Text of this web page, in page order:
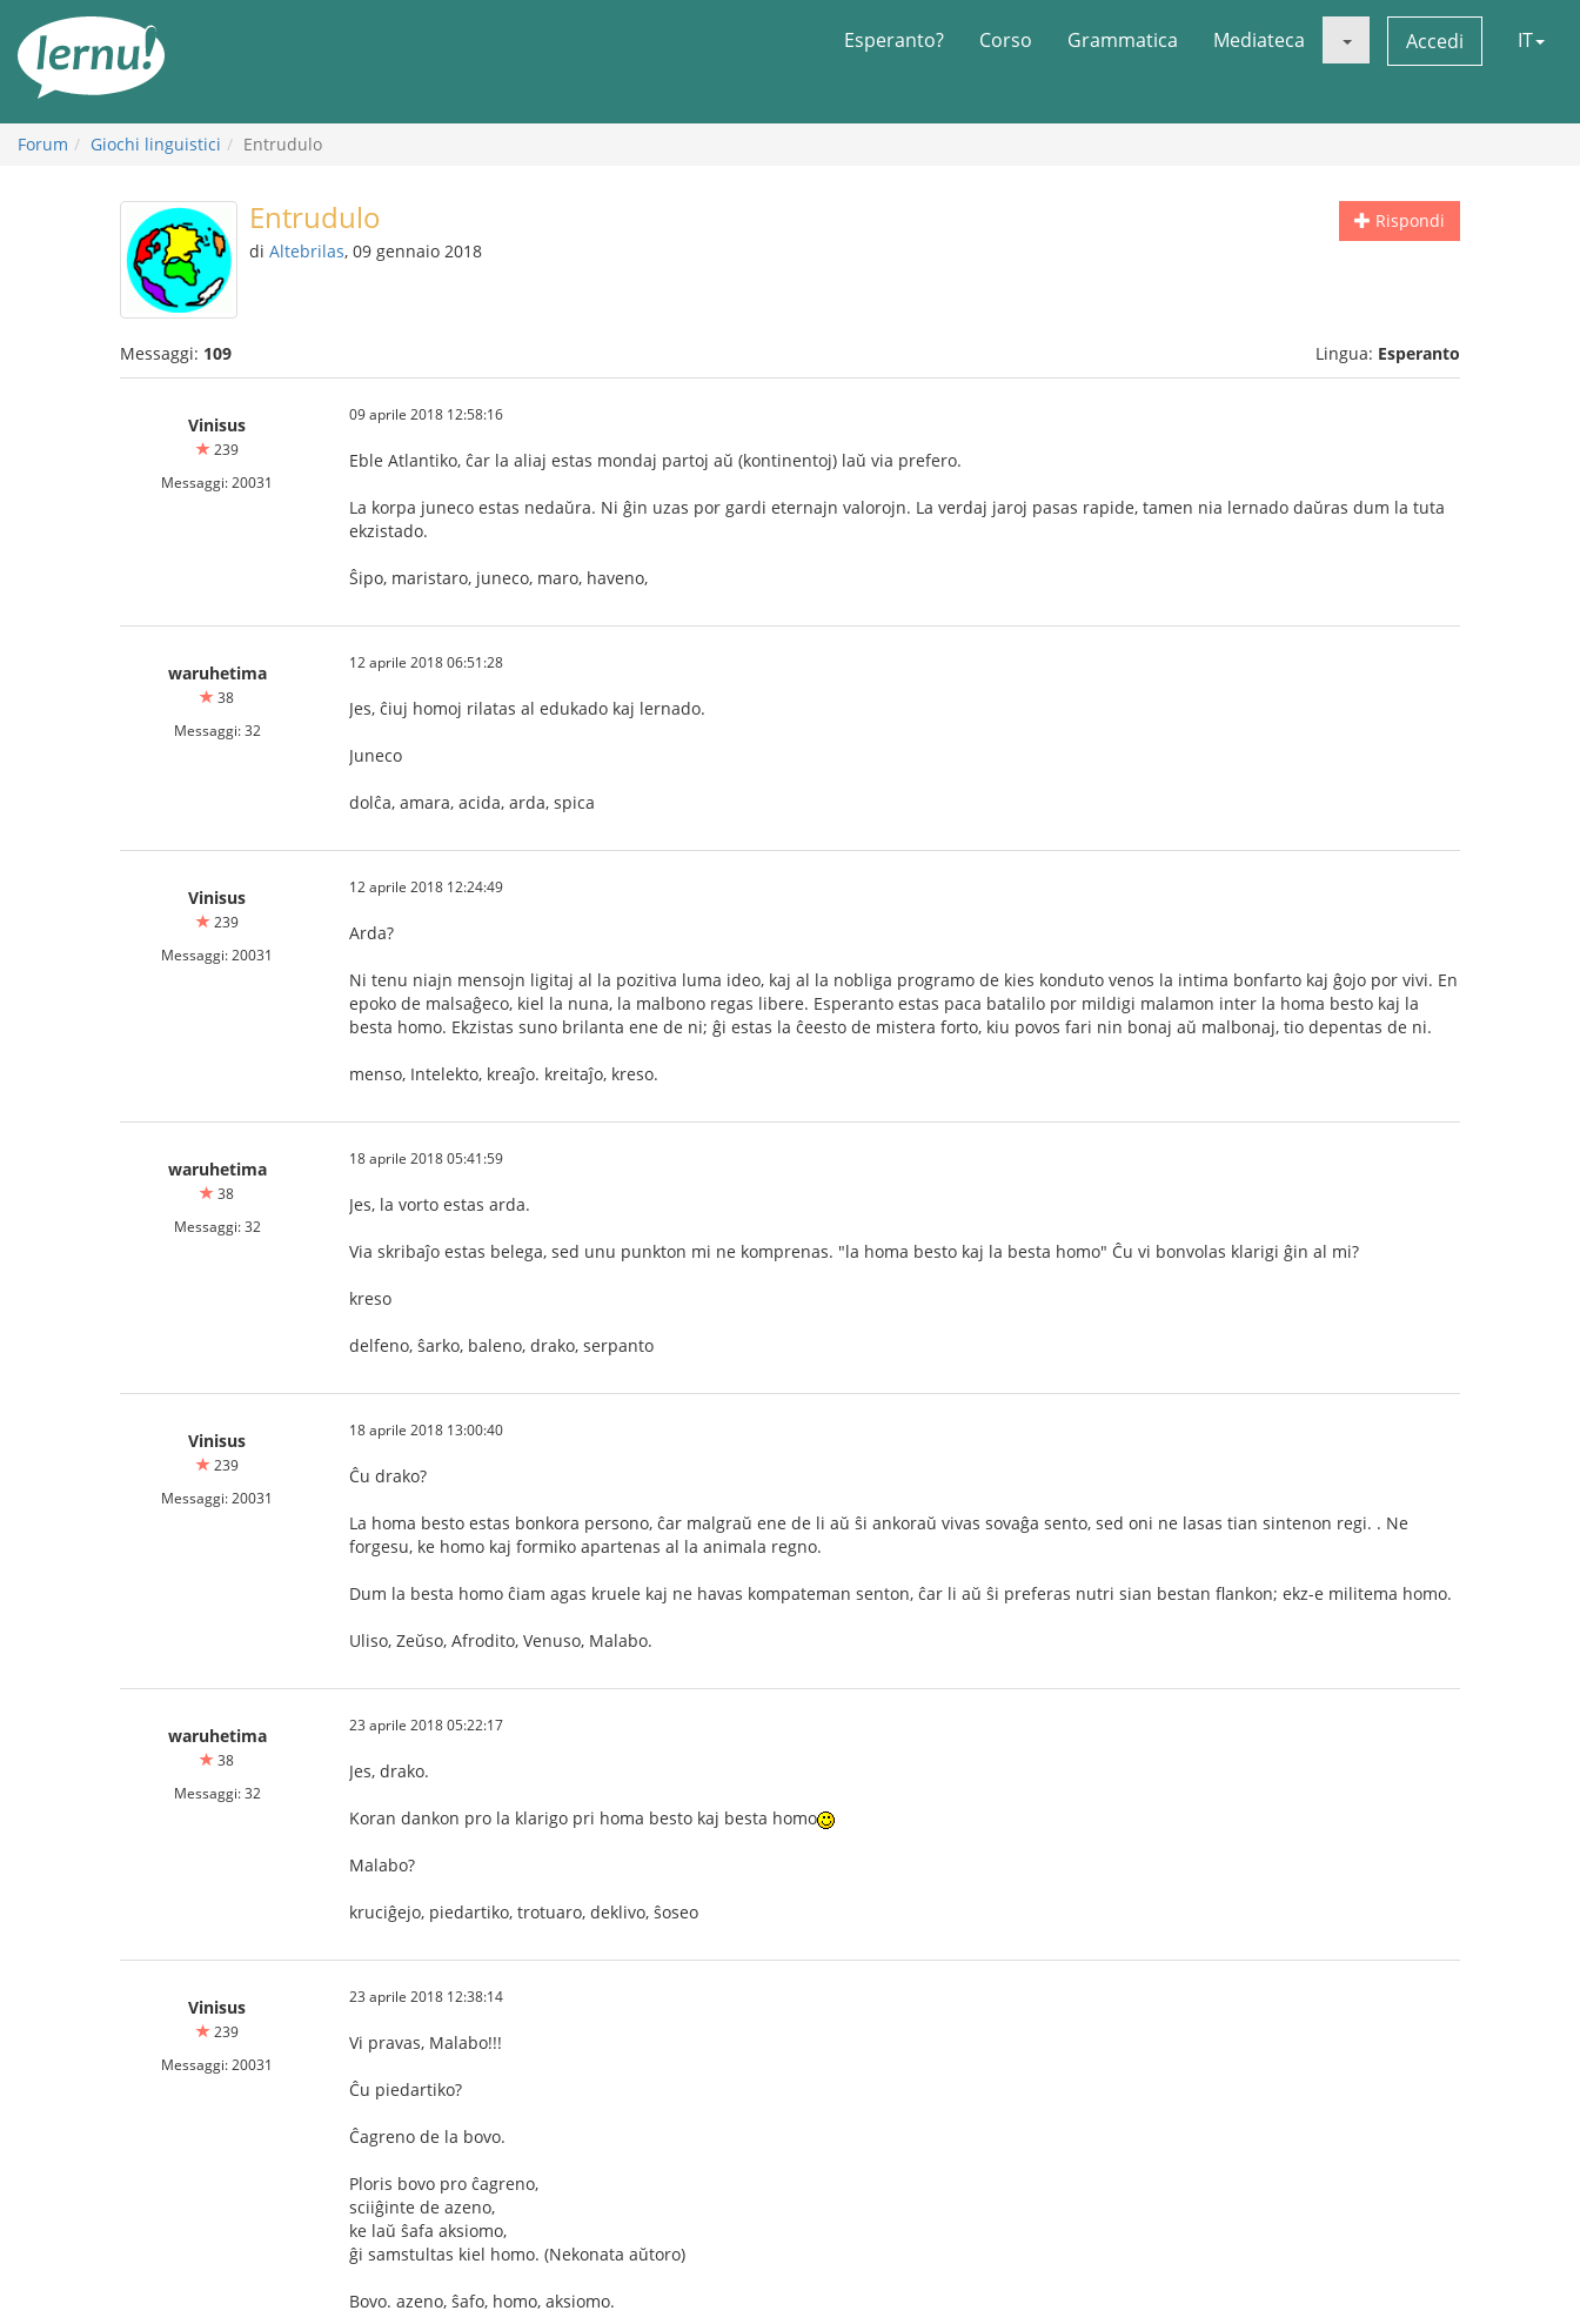
all’indice
Esperanto? Corso Grammatica Mediateca Accedi IT
Forum Giochi linguistici Entrudulo
Rispondi
Entrudulo
di Altebrilas, 09 gennaio 2018
Messaggi: 109 Lingua: Esperanto
Vinisus
239
Messaggi: 20031
09 aprile 2018 12:58:16
Eble Atlantiko, ĉar la aliaj estas mondaj partoj aŭ (kontinentoj) laŭ via prefero.
La korpa juneco estas nedaŭra. Ni ĝin uzas por gardi eternajn valorojn. La verdaj jaroj pasas rapide, tamen nia lernado daŭras dum la tuta
ekzistado.
Ŝipo, maristaro, juneco, maro, haveno,
waruhetima
38
Messaggi: 32
12 aprile 2018 06:51:28
Jes, ĉiuj homoj rilatas al edukado kaj lernado.
Juneco
dolĉa, amara, acida, arda, spica
Vinisus
239
Messaggi: 20031
12 aprile 2018 12:24:49
Arda?
Ni tenu niajn mensojn ligitaj al la pozitiva luma ideo, kaj al la nobliga programo de kies konduto venos la intima bonfarto kaj ĝojo por vivi. En
epoko de malsaĝeco, kiel la nuna, la malbono regas libere. Esperanto estas paca batalilo por mildigi malamon inter la homa besto kaj la
besta homo. Ekzistas suno brilanta ene de ni; ĝi estas la ĉeesto de mistera forto, kiu povos fari nin bonaj aŭ malbonaj, tio depentas de ni.
menso, Intelekto, kreaĵo. kreitaĵo, kreso.
waruhetima
38
Messaggi: 32
18 aprile 2018 05:41:59
Jes, la vorto estas arda.
Via skribaĵo estas belega, sed unu punkton mi ne komprenas. "la homa besto kaj la besta homo" Ĉu vi bonvolas klarigi ĝin al mi?
kreso
delfeno, ŝarko, baleno, drako, serpanto
Vinisus
239
Messaggi: 20031
18 aprile 2018 13:00:40
Ĉu drako?
La homa besto estas bonkora persono, ĉar malgraŭ ene de li aŭ ŝi ankoraŭ vivas sovaĝa sento, sed oni ne lasas tian sintenon regi. . Ne
forgesu, ke homo kaj formiko apartenas al la animala regno.
Dum la besta homo ĉiam agas kruele kaj ne havas kompateman senton, ĉar li aŭ ŝi preferas nutri sian bestan flankon; ekz-e militema homo.
Uliso, Zeŭso, Afrodito, Venuso, Malabo.
waruhetima
38
Messaggi: 32
23 aprile 2018 05:22:17
Jes, drako.
Koran dankon pro la klarigo pri homa besto kaj besta homo
Malabo?
kruciĝejo, piedartiko, trotuaro, deklivo, ŝoseo
Vinisus
239
Messaggi: 20031
23 aprile 2018 12:38:14
Vi pravas, Malabo!!!
Ĉu piedartiko?
Ĉagreno de la bovo.
Ploris bovo pro ĉagreno,
sciiĝinte de azeno,
ke laŭ ŝafa aksiomo,
ĝi samstultas kiel homo. (Nekonata aŭtoro)
Bovo. azeno, ŝafo, homo, aksiomo.